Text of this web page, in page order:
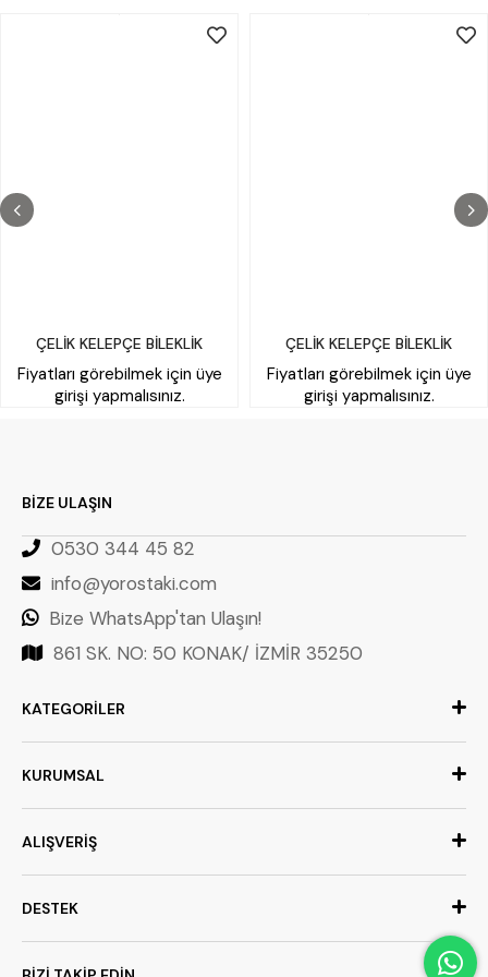
ÇELİK KELEPÇE BİLEKLİK
Fiyatları görebilmek için üye
girişi yapmalısınız.
ÇELİK KELEPÇE BİLEKLİK
Fiyatları görebilmek için üye
girişi yapmalısınız.
BİZE ULAŞIN
0530 344 45 82
info@yorostaki.com
Bize WhatsApp'tan Ulaşın!
861 SK. NO: 50 KONAK/ İZMİR 35250
KATEGORİLER
KURUMSAL
ALIŞVERİŞ
DESTEK